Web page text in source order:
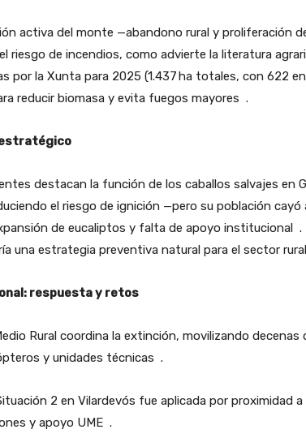
activa del monte —abandono rural y proliferación
riesgo de incendios, como advierte la literatura
por la Xunta para 2025 (1.437 ha totales, con 622
reducir biomasa y evita fuegos mayores .
destacan la función de los caballos salvajes en
el riesgo de ignición —pero su población cayó
de eucaliptos y falta de apoyo institucional .
una estrategia preventiva natural para el sector
respuesta y retos
Rural coordina la extinción, movilizando decenas
y unidades técnicas .
2 en Vilardevós fue aplicada por proximidad
y apoyo UME .